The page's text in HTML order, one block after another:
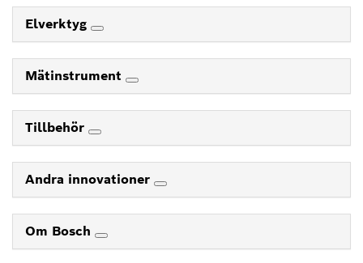
Elverktyg
Mätinstrument
Tillbehör
Andra innovationer
Om Bosch